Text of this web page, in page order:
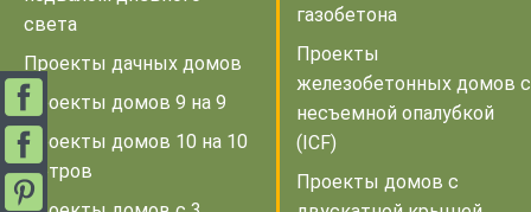
света
Проекты дачных домов
Проекты домов 9 на 9
Проекты домов 10 на 10
метров
газобетона
Проекты
железобетонных домов с
несъемной опалубкой
(ICF)
Проекты домов с